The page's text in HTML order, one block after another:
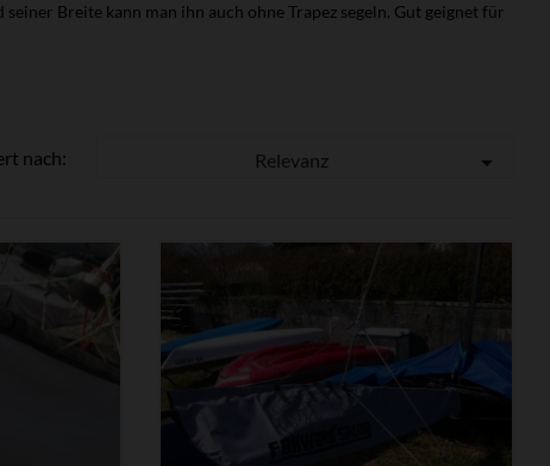
Breite kann man ihn auch ohne Trapez segeln. Gut geignet für
nach: Relevanz 
ZEIGEN 